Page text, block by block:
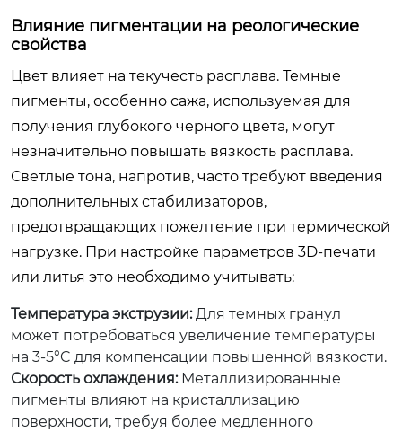
Влияние пигментации на реологические
свойства
Цвет влияет на текучесть расплава. Темные
пигменты, особенно сажа, используемая для
получения глубокого черного цвета, могут
незначительно повышать вязкость расплава.
Светлые тона, напротив, часто требуют введения
дополнительных стабилизаторов,
предотвращающих пожелтение при термической
нагрузке. При настройке параметров 3D-печати
или литья это необходимо учитывать:
Температура экструзии:Для темных гранул
может потребоваться увеличение температуры
на 3-5°C для компенсации повышенной вязкости.
Скорость охлаждения:Металлизированные
пигменты влияют на кристаллизацию
поверхности, требуя более медленного